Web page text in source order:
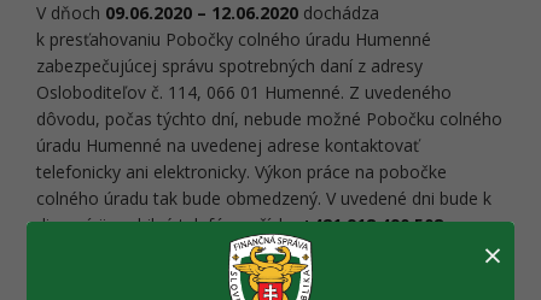
V dňoch 09.06.2020 – 12.06.2020 dochádza
k presťahovaniu Pobočky colného úradu Humenné
zabezpečujúcej správu spotrebných daní z adresy
Osloboditeľov č. 114, 066 01 Humenné. Z uvedeného
dôvodu, počas týchto dní, nebude možné Pobočku colného
úradu Humenné na uvedenej adrese kontaktovať
telefonicky ani elektronicky. Výkon práce na pobočke
colného úradu tak bude obmedzený. V uvedené dni bude k
dispozícii mobilné telefónne číslo:+421 918 490 508.
Od 13.06.2020 nájdu daňové subjekty Pobočku
×